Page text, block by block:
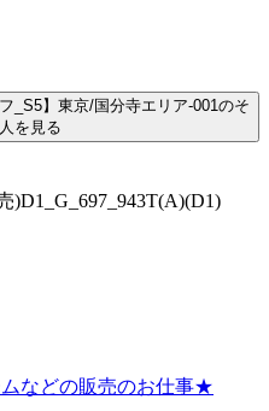
_S5】東京/国分寺エリア-001のそ
を見る
)D1_G_697_943T(A)(D1)
などの販売のお仕事★